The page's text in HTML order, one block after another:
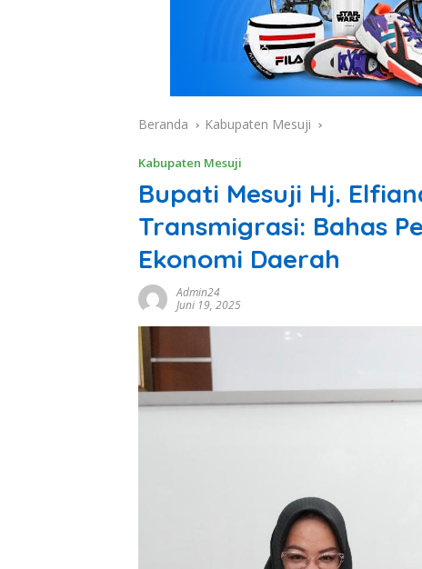
Beranda Kabupaten Mesuji
Kabupaten Mesuji
Bupati Mesuji Hj.
Transmigrasi: Bahas
Ekonomi Daerah
Admin24
Juni 19, 2025